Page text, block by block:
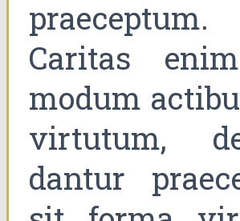
praeceptum.
Caritas
modum
virtutum,
dantur